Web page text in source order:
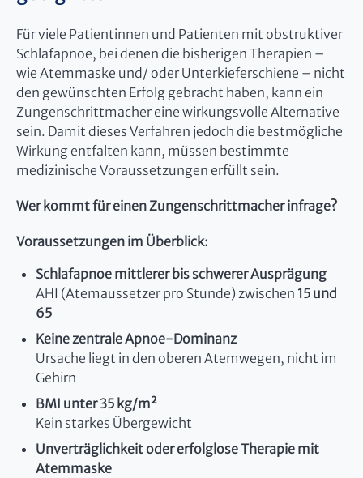
Für viele Patientinnen und Patienten mit obstruktiver
Schlafapnoe, bei denen die bisherigen Therapien –
wie Atemmaske und/ oder Unterkieferschiene – nicht
den gewünschten Erfolg gebracht haben, kann ein
Zungenschrittmacher eine wirkungsvolle Alternative
sein. Damit dieses Verfahren jedoch die bestmögliche
Wirkung entfalten kann, müssen bestimmte
medizinische Voraussetzungen erfüllt sein.
Wer kommt für einen Zungenschrittmacher infrage?
Voraussetzungen im Überblick:
Schlafapnoe mittlerer bis schwerer Ausprägung
AHI (Atemaussetzer pro Stunde) zwischen 15 und
65
Keine zentrale Apnoe-Dominanz
Ursache liegt in den oberen Atemwegen, nicht im
Gehirn
BMI unter 35 kg/m²
Kein starkes Übergewicht
Unverträglichkeit oder erfolglose Therapie mit
Atemmaske